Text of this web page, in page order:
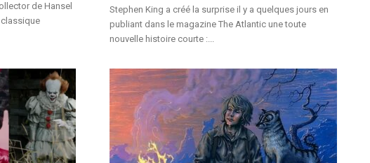
de Hansel
classique
Stephen King a créé la surprise il y a quelques jours en
publiant dans le magazine The Atlantic une toute
nouvelle histoire courte :...